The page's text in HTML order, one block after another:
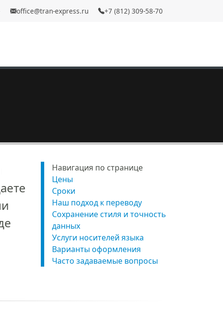
office@tran-express.ru +7 (812) 309-58-70
Навигация по странице
Цены
Сроки
Наш подход к переводу
Сохранение стиля и точность
данных
Услуги носителей языка
Варианты оформления
Часто задаваемые вопросы